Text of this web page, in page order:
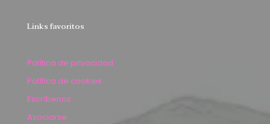
Links favoritos
Política de privacidad
Política de cookies
Escríbenos
Asociarse